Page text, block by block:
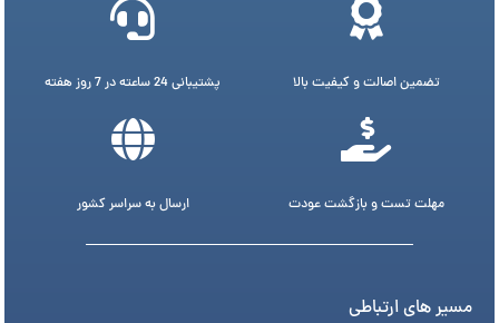
تضمین اصالت و کیفیت بالا پشتیبانی 24 ساعته در 7 روز هفته
مهلت تست و بازگشت عودت ارسال به سراسر کشور
مسیر های ارتباطی